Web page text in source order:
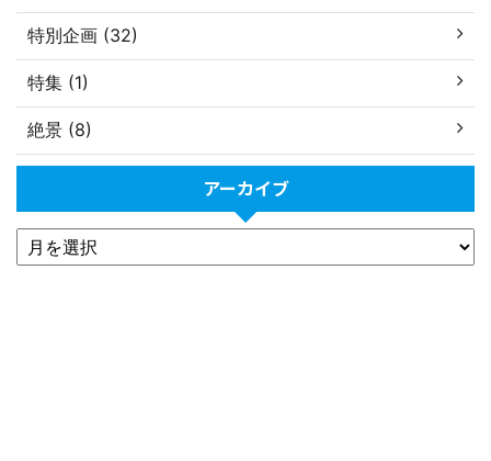
特別企画 (32)
特集 (1)
絶景 (8)
アーカイブ